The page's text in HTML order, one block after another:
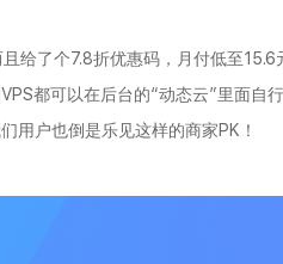
给了个7.8折优惠码，月付低至
都可以在后台的“动态云”里面
用户也倒是乐见这样的商家PK！